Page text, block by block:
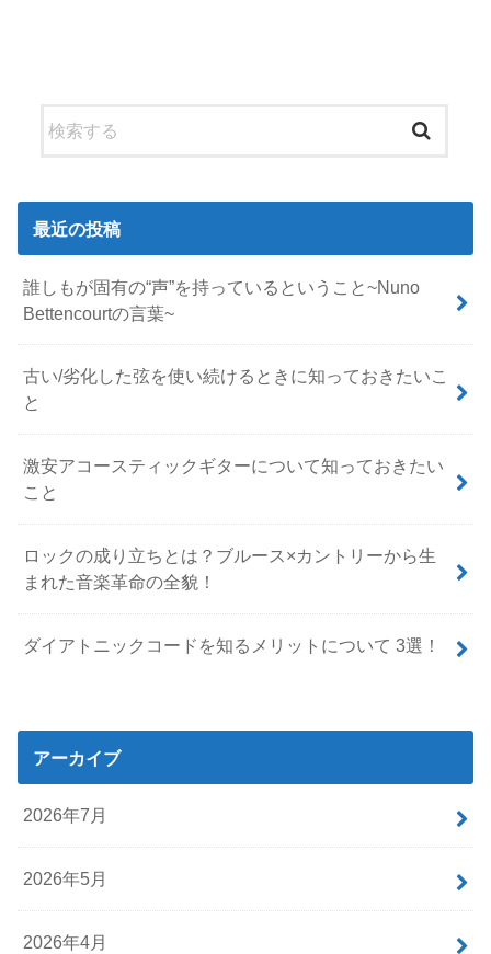
最近の投稿
誰しもが固有の“声”を持っているということ~Nuno
Bettencourtの言葉~
古い/劣化した弦を使い続けるときに知っておきたいこ
と
激安アコースティックギターについて知っておきたい
こと
ロックの成り立ちとは？ブルース×カントリーから生
まれた音楽革命の全貌！
ダイアトニックコードを知るメリットについて 3選！
アーカイブ
2026年7月
2026年5月
2026年4月